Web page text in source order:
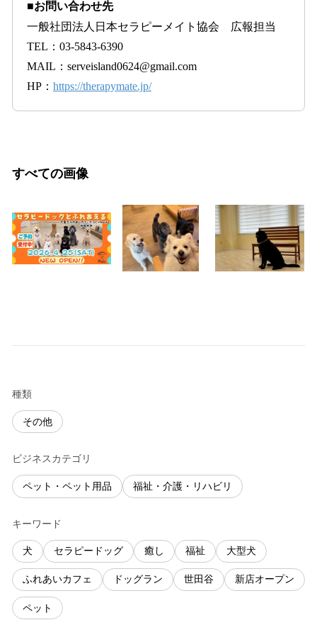
■お問い合わせ先
一般社団法人日本セラピーメイト協会 広報担当
TEL：03-5843-6390
MAIL：serveisland0624@gmail.com
HP： https://therapymate.jp/
すべての画像
種類
その他
ビジネスカテゴリ
ペット・ペット用品 福祉・介護・リハビリ
キーワード
犬 セラピードッグ 癒し 福祉 大型犬
ふれあいカフェ ドッグラン 世田谷 新店オープン
ペット